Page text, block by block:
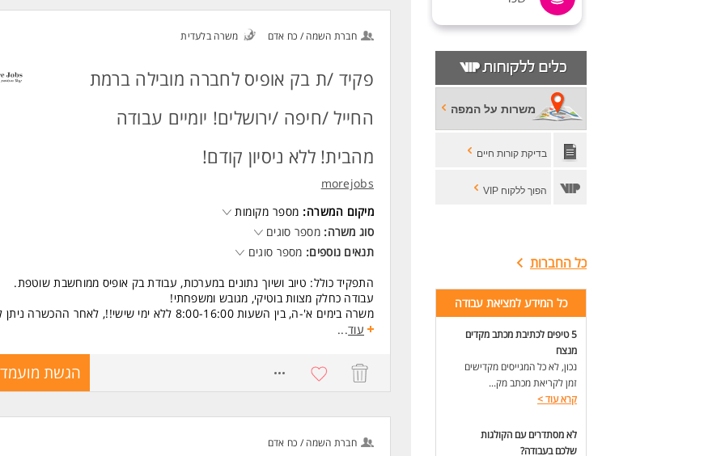
משרות על המפה
בדיקת קורות חיים
הפוך ללקוח VIP
כל החברות
כל המידע למציאת עבודה
5 טיפים לכתיבת מכתב מקדים
מנצח
נכון, לא כל המגייסים מקדישים
זמן לקריאת מכתב מק...
קרא עוד>
לא מסתדרים עם הקולגות
שלכם בעבודה?
יחסי אנוש מצוינים, אחריות אישית ומחויבות גבוהה.
אשת מקצוע בעלת ניסיון ובשלות מקצועית, הרואה בתפקיד קריירה ארוכת טווח
גבוהה, יכולת למידה מהירה, יוזמה, אמינות ורצון להיות חלק בלתי נפרד מהצלחת
- נשמח להכיר.
* המשרה מיועדת לנשים ולגברים כאחד.
חברת השמה / כח אדם משרה בלעדית
פקיד /ת בק אופיס לחברה מובילה ברמת
החייל /חיפה /ירושלים! יומיים עבודה
מהבית! ללא ניסיון קודם!
morejobs
מיקום המשרה: מספר מקומות
סוג משרה: מספר סוגים
תנאים נוספים: מספר סוגים
התפקיד כולל: טיוב ושיוך נתונים במערכות, עבודת בק אופיס ממוחשבת שוטפת.
עבודה כחלק מצוות בוטיקי, מגובש ומשפחתי!
משרה בימים א'-ה, בין השעות 8:00-16:00 ללא ימי שישי!!, לאחר ההכשרה
יומיים מהבית!
- שילוב עבודה היברידית- יומיים/שלושה מהבית
- סיבוס לארוחת צהריים עם צבירה (30 ש"ח ליום)
- נופשי חברה בארץ ובחו"ל
- ערבי חברה וגיבוש
- מתנות מפנקות בחגים וימי הולדת
עוד...
הגשת
חברת השמה / כח אדם